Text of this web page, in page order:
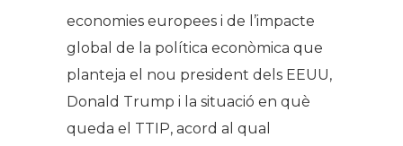
economies europees i de l’impacte
global de la política econòmica que
planteja el nou president dels EEUU,
Donald Trump i la situació en què
queda el TTIP, acord al qual